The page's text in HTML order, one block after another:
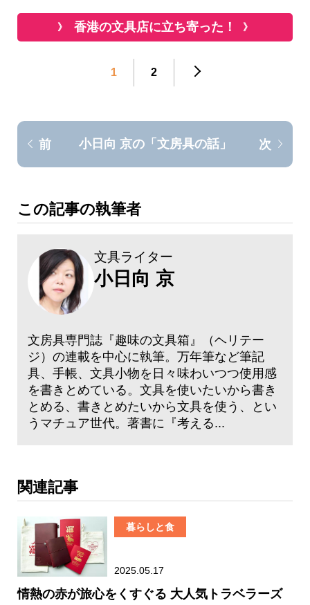
香港の文具店に立ち寄った！
1 2
前 小日向 京の「文房具の話」 次
この記事の執筆者
文具ライター
小日向 京
文房具専門誌『趣味の文具箱』（ヘリテー
ジ）の連載を中心に執筆。万年筆など筆記
具、手帳、文具小物を日々味わいつつ使用感
を書きとめている。文具を使いたいから書き
とめる、書きとめたいから文具を使う、とい
うマチュア世代。著書に『考える...
関連記事
暮らしと食
2025.05.17
情熱の赤が旅心をくすぐる 大人気トラベラーズ